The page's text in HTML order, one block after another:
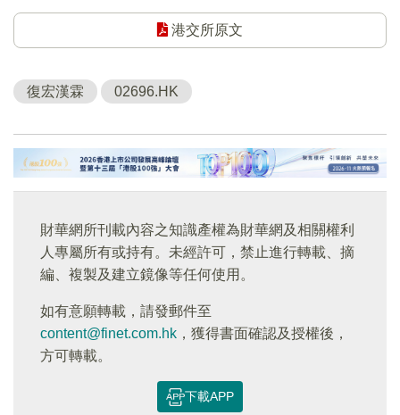
港交所原文
復宏漢霖 02696.HK
財華網所刊載內容之知識產權為財華網及相關權利
人專屬所有或持有。未經許可，禁止進行轉載、摘
編、複製及建立鏡像等任何使用。
如有意願轉載，請發郵件至
content@finet.com.hk ，獲得書面確認及授權後，
方可轉載。
下載APP